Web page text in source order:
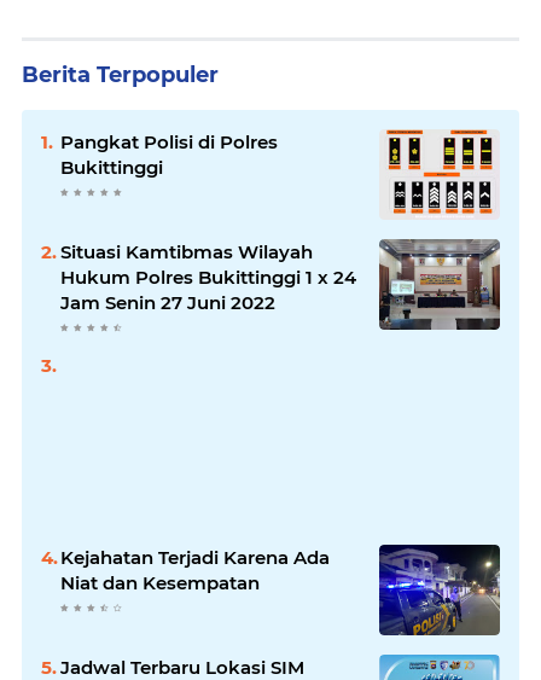
Berita Terpopuler
Pangkat Polisi di Polres
Bukittinggi
Situasi Kamtibmas Wilayah
Hukum Polres Bukittinggi 1 x 24
Jam Senin 27 Juni 2022
Kejahatan Terjadi Karena Ada
Niat dan Kesempatan
Jadwal Terbaru Lokasi SIM